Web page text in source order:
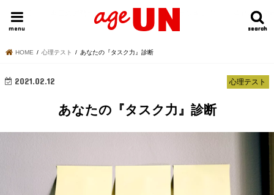
search
search
menu
HOME 今日の運勢ランキング 明日の運勢ランキング 今週の運勢
HOME 心理テスト あなたの『タスク力』診断
心理テスト
2021.02.12
あなたの『タスク力』診断